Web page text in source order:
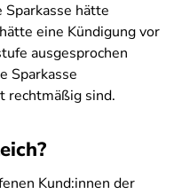
Sparkasse hätte
eine Kündigung vor
ausgesprochen
Sparkasse
rechtmäßig sind.
Kund:innen der